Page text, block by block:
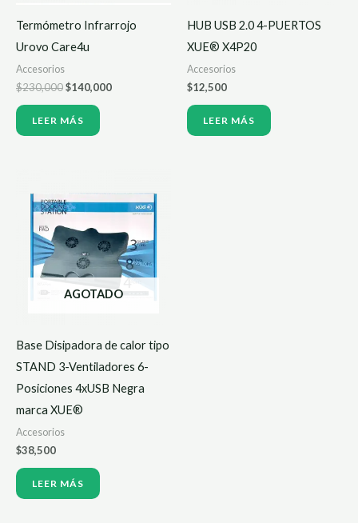
Termómetro Infrarrojo
Urovo Care4u
Accesorios
$230,000$140,000
LEER MÁS
HUB USB 2.0 4-PUERTOS
XUE® X4P20
Accesorios
$12,500
LEER MÁS
AGOTADO
Base Disipadora de calor tipo
STAND 3-Ventiladores 6-
Posiciones 4xUSB Negra
marca XUE®
Accesorios
$38,500
LEER MÁS